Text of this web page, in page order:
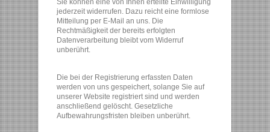
Sie können eine von Ihnen erteilte Einwilligung
jederzeit widerrufen. Dazu reicht eine formlose
Mitteilung per E-Mail an uns. Die
Rechtmäßigkeit der bereits erfolgten
Datenverarbeitung bleibt vom Widerruf
unberührt.
Die bei der Registrierung erfassten Daten
werden von uns gespeichert, solange Sie auf
unserer Website registriert sind und werden
anschließend gelöscht. Gesetzliche
Aufbewahrungsfristen bleiben unberührt.